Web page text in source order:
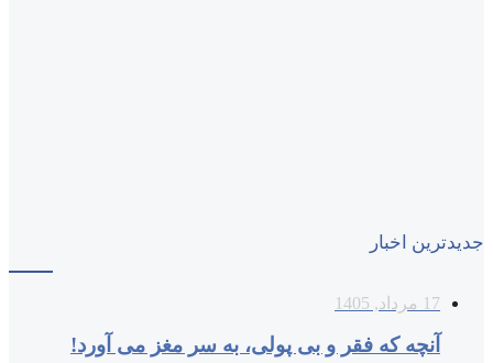
جدیدترین اخبار
17 مرداد, 1405
آنچه که فقر و بی‌ پولی، به سر مغز می‌ آورد!